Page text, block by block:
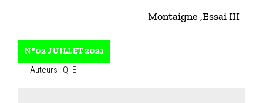
Montaigne ,Essai III
N°02 JUILLET 2021
Auteurs : Q+E